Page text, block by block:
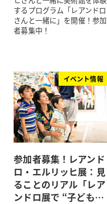
するプログラム「レアンドロ
さんと一緒に」を開催！参加
者募集中！
イベント情報
参加者募集！レアンド
ロ・エルリッヒ展：見
ることのリアル「レア
ンドロ展で “子ども…